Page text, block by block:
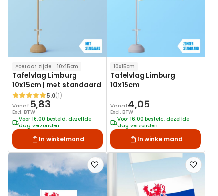
Acetaat zijde 10x15cm
Tafelvlag Limburg
10x15cm | met standaard
Waardering:
5.0(1)
Vanaf 5,83
Excl. BTW
Voor 16:00 besteld, dezelfde
dag verzonden
In winkelmand
10x15cm
Tafelvlag Limburg
10x15cm
Vanaf 4,05
Excl. BTW
Voor 16:00 besteld, dezelfde
dag verzonden
In winkelmand
Voeg
toe
verlanglijst
Voeg
toe
aan